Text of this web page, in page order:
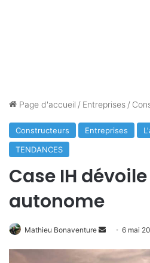
Page d'accueil / Entreprises /
Constructeurs Entreprises
TENDANCES
Case IH
autonome
Mathieu Bonaventure
Envoyer
courriel
6 mai